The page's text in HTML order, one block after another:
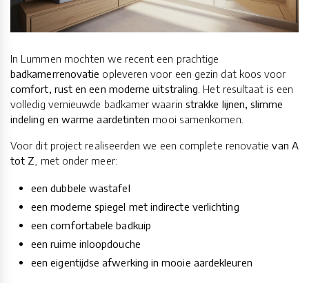
In Lummen mochten we recent een prachtige
badkamerrenovatie opleveren voor een gezin dat koos voor
comfort, rust en een moderne uitstraling . Het resultaat is een
volledig vernieuwde badkamer waarin strakke lijnen, slimme
indeling en warme aardetinten mooi samenkomen.
Voor dit project realiseerden we een complete renovatievan A
tot Z , met onder meer:
een dubbele wastafel
een moderne spiegel met indirecte verlichting
een comfortabele badkuip
een ruime inloopdouche
een eigentijdse afwerking in mooie aardekleuren